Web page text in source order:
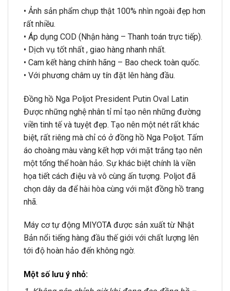
• Ảnh sản phẩm chụp thật 100% nhìn ngoài đẹp hơn
rất nhiều.
• Áp dụng COD (Nhận hàng – Thanh toán trực tiếp).
• Dịch vụ tốt nhất , giao hàng nhanh nhất.
• Cam kết hàng chính hãng – Bao check toàn quốc.
• Với phương châm uy tín đặt lên hàng đầu.
Đồng hồ Nga Poljot President Putin Oval Latin
Được những nghệ nhân tỉ mỉ tạo nên những đường
viền tinh tế và tuyệt đẹp. Tạo nên một nét rất khác
biệt, rất riêng mà chỉ có ở đồng hồ Nga Poljot. Tấm
áo choàng màu vàng kết hợp với mặt trắng tạo nên
một tổng thể hoàn hảo. Sự khác biệt chính là viền
họa tiết cách điệu và vô cùng ấn tượng. Poljot đã
chọn dây da để hài hòa cùng với mặt đồng hồ trang
nhã.
Máy cơ tự động MIYOTA được sản xuất từ Nhật
Bản nổi tiếng hàng đầu thế giới với chất lượng lên
tới độ hoàn hảo đến không ngờ.
Một số lưu ý nhỏ: